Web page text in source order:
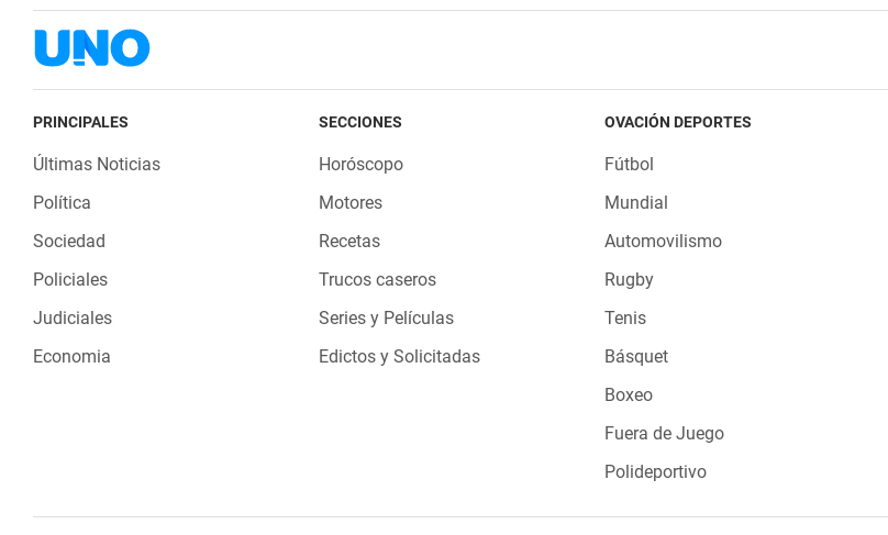
PRINCIPALES
Últimas Noticias
Política
Sociedad
Policiales
Judiciales
Economia
SECCIONES
Horóscopo
Motores
Recetas
Trucos caseros
Series y Películas
Edictos y Solicitadas
OVACIÓN DEPORTES
Fútbol
Mundial
Automovilismo
Rugby
Tenis
Básquet
Boxeo
Fuera de Juego
Polideportivo